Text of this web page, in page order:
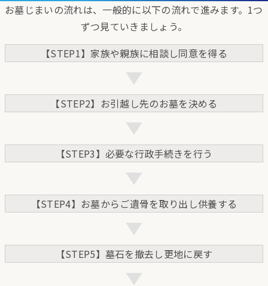
お墓じまいの流れは、一般的に以下の流れで進みます。1つ
ずつ見ていきましょう。
【STEP1】家族や親族に相談し同意を得る
【STEP2】お引越し先のお墓を決める
【STEP3】必要な行政手続きを行う
【STEP4】お墓からご遺骨を取り出し供養する
【STEP5】墓石を撤去し更地に戻す